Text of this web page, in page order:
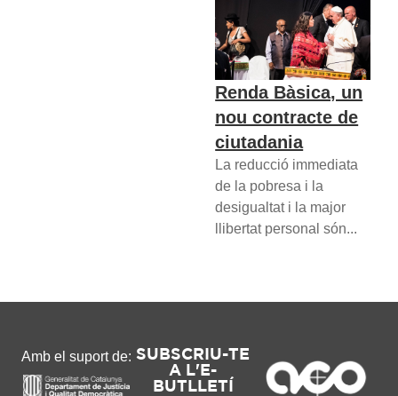
Renda Bàsica, un
nou contracte de
ciutadania
La reducció immediata
de la pobresa i la
desigualtat i la major
llibertat personal són...
Amb el suport de: SUBSCRIU-TE
A L'E-
BUTLLETÍ